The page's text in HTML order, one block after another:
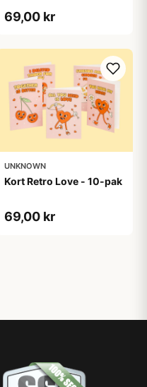
69,00 kr
UNKNOWN
Kort Retro Love - 10-pak
69,00 kr